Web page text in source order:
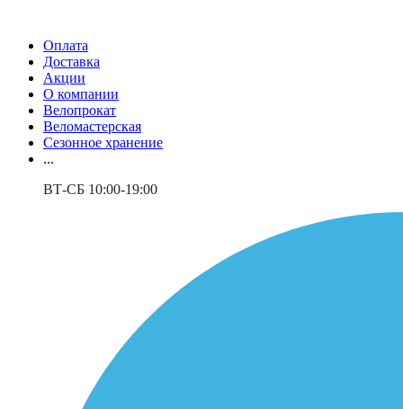
Оплата
Доставка
Акции
О компании
Велопрокат
Веломастерская
Сезонное хранение
...
ВТ-СБ 10:00-19:00